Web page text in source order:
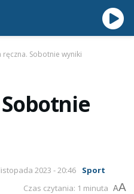
ręczna. Sobotnie wyniki
Sobotnie
2023 - 20:46
Sport
Czas czytania: 1 minuta AA